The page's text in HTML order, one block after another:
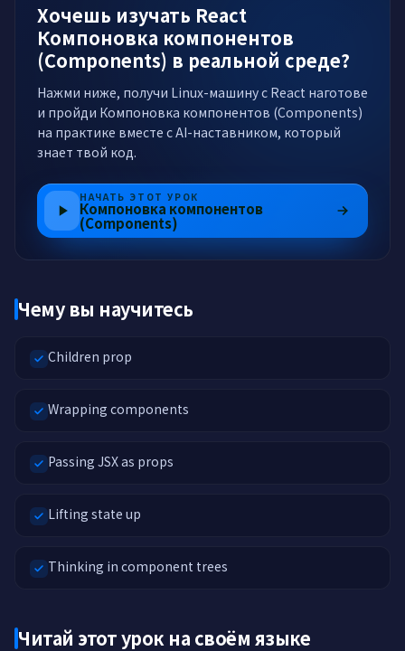
Хочешь изучать React
Компоновка компонентов
(Components) в реальной среде?
Нажми ниже, получи Linux-машину с React наготове
и пройди Компоновка компонентов (Components)
на практике вместе с AI-наставником, который
знает твой код.
НАЧАТЬ ЭТОТ УРОК
Компоновка компонентов
(Components)
Чему вы научитесь
Children prop
Wrapping components
Passing JSX as props
Lifting state up
Thinking in component trees
Читай этот урок на своём языке